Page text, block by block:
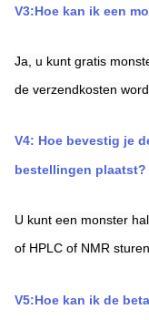
V3:Hoe kan ik een
Ja, u kunt gratis
de verzendkosten
V4: Hoe bevestig je
bestellingen plaatst?
U kunt een monster
of HPLC of NMR
V5:Hoe kan ik de